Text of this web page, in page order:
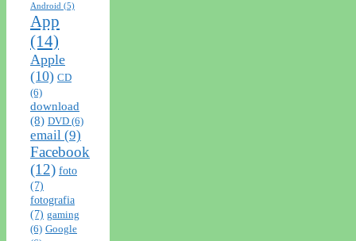
Android (5)
App
(14)
Apple
(10) CD
(6)
download
(8) DVD (6)
email (9)
Facebook
(12) foto
(7)
fotografia
(7) gaming
(6) Google